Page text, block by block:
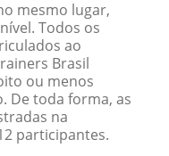
mesmo lugar,
Todos os
ao
Brasil
ou menos
De toda forma, as
na
participantes.